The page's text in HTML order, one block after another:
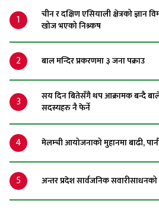
1
चीन र दक्षिण एसियाली क्षेत्रको ज्ञान
खोज भएको निश्र्कष
2 बाल मन्दिर प्रकरणमा ३ जना पक्राउ
3
सय दिन बितेसँगै थप आक्रामक बन्दै
सदस्यहरु नै फेर्ने
4 मेलम्ची आयोजनाको मुहानमा बाढी,
5 अन्तर प्रदेश सार्वजनिक